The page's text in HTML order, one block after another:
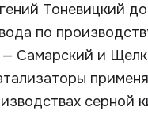
Тоневицкий
по
— Самарский и
серной